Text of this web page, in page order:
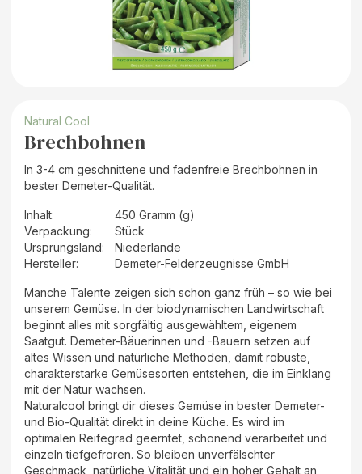
Natural Cool
Brechbohnen
In 3-4 cm geschnittene und fadenfreie Brechbohnen in
bester Demeter-Qualität.
Inhalt:
450 Gramm (g)
Verpackung:
Stück
Ursprungsland:
Niederlande
Hersteller: Demeter-Felderzeugnisse GmbH
Manche Talente zeigen sich schon ganz früh – so wie bei
unserem Gemüse. In der biodynamischen Landwirtschaft
beginnt alles mit sorgfältig ausgewähltem, eigenem
Saatgut. Demeter-Bäuerinnen und -Bauern setzen auf
altes Wissen und natürliche Methoden, damit robuste,
charakterstarke Gemüsesorten entstehen, die im Einklang
mit der Natur wachsen.
Naturalcool bringt dir dieses Gemüse in bester Demeter-
und Bio-Qualität direkt in deine Küche. Es wird im
optimalen Reifegrad geerntet, schonend verarbeitet und
einzeln tiefgefroren. So bleiben unverfälschter
Geschmack, natürliche Vitalität und ein hoher Gehalt an